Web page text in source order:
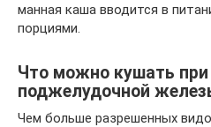
манная каша вводится в
порциями.
Что можно кушать при
поджелудочной
Чем больше разрешенных